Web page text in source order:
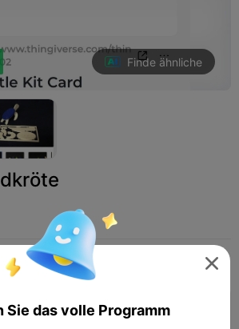
Finde ähnliche
Spielzeug & Spiele Brettspiele & Kartenspiele 
hinzufügen

Sie das volle Programm